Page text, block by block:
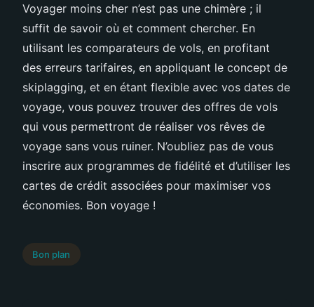
Voyager moins cher n’est pas une chimère ; il
suffit de savoir où et comment chercher. En
utilisant les comparateurs de vols, en profitant
des erreurs tarifaires, en appliquant le concept de
skiplagging, et en étant flexible avec vos dates de
voyage, vous pouvez trouver des offres de vols
qui vous permettront de réaliser vos rêves de
voyage sans vous ruiner. N’oubliez pas de vous
inscrire aux programmes de fidélité et d’utiliser les
cartes de crédit associées pour maximiser vos
économies. Bon voyage !
Bon plan